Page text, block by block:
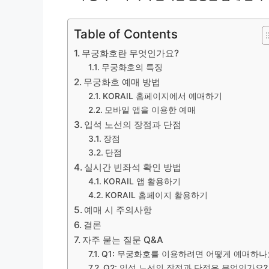
Table of Contents
무궁화호란 무엇인가요?
무궁화호의 특징
무궁화호 예매 방법
KORAIL 홈페이지에서 예매하기
모바일 앱을 이용한 예매
입석 노선의 장점과 단점
장점
단점
실시간 빈좌석 확인 방법
KORAIL 앱 활용하기
KORAIL 홈페이지 활용하기
예매 시 주의사항
결론
자주 묻는 질문 Q&A
Q1: 무궁화호를 이용하려면 어떻게 예매하나